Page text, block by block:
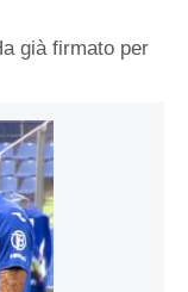
già firmato per